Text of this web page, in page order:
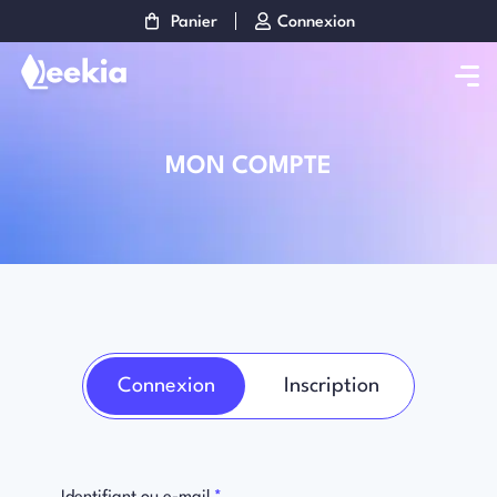
Panier Connexion
MON COMPTE
Connexion Inscription